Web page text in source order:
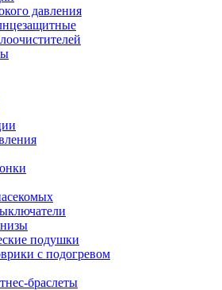
давления
подушки
с подогревом
браслеты